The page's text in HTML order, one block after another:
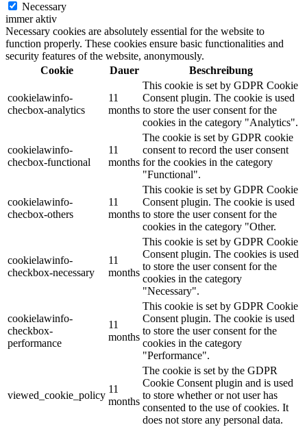
Necessary
immer aktiv
Necessary cookies are absolutely essential for the website to
function properly. These cookies ensure basic functionalities and
security features of the website, anonymously.
Cookie
Dauer Beschreibung
cookielawinfo-
checbox-analytics
11
months
This cookie is set by GDPR Cookie
Consent plugin. The cookie is used
to store the user consent for the
cookies in the category "Analytics".
cookielawinfo-
checbox-functional
11
months
The cookie is set by GDPR cookie
consent to record the user consent
for the cookies in the category
"Functional".
cookielawinfo-
checbox-others
11
months
This cookie is set by GDPR Cookie
Consent plugin. The cookie is used
to store the user consent for the
cookies in the category "Other.
cookielawinfo-
checkbox-necessary
11
months
This cookie is set by GDPR Cookie
Consent plugin. The cookies is used
to store the user consent for the
cookies in the category
"Necessary".
cookielawinfo-
checkbox-
performance
11
months
This cookie is set by GDPR Cookie
Consent plugin. The cookie is used
to store the user consent for the
cookies in the category
"Performance".
viewed_cookie_policy
11
months
The cookie is set by the GDPR
Cookie Consent plugin and is used
to store whether or not user has
consented to the use of cookies. It
does not store any personal data.